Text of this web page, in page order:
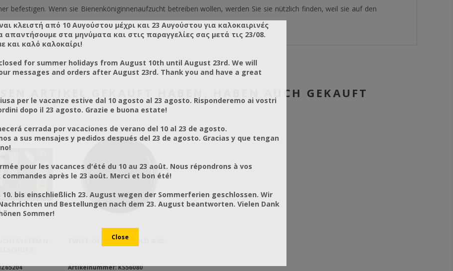
befestigen. Wenn sie Bienenköniginnenaufzucht betreiben wollen, werden Sie sie nützlich finden, weil sie auf den
ARTIKEL GEKAUFT HABEN, HABEN AUCH GEKAUFT
N -
TWIST-OFF DECKEL GOLD Φ82
Artikelnummer: KS56080
κλειστή από 10 Αυγούστου μέχρι και 23 Αυγούστου για καλοκαιρινές
απαντήσουμε στα μηνύματα και στις παραγγελίες σας μετά τις 23/08.
και καλό καλοκαίρι!
for summer holidays from August 10th until August 23rd. We will
messages and orders after August 23rd. Thank you and have a great
per le vacanze estive dal 10 agosto al 23 agosto. Risponderemo ai vostri
dopo il 23 agosto. Grazie e buona estate!
cerrada por vacaciones de verano del 10 al 23 de agosto.
a sus mensajes y pedidos después del 23 de agosto. Gracias y que tengan
pour les vacances d'été du 10 au 23 août. Nous répondrons à vos
après le 23 août. Merci et bon été!
10. bis einschließlich 23. August wegen der Sommerferien geschlossen. Wir
und Bestellungen nach dem 23. August beantworten. Vielen Dank
Sommer!